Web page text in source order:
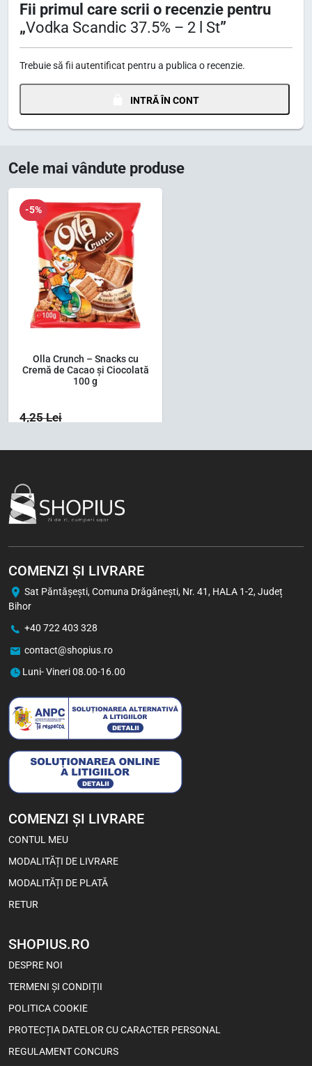
Fii primul care scrii o recenzie pentru
„Vodka Scandic 37.5% – 2 l St”
Trebuie să fiiautentificat pentru a publica o recenzie.
INTRĂ ÎN CONT
Cele mai vândute produse
-5%
Olla Crunch – Snacks cu
Cremă de Cacao și Ciocolată
100 g
4,25Lei
-5%
Viva Chips cu Aromă de Pui
50 g
3,70Lei
2,93Lei
1 buc Bax (24)
Cremă de Cacao și Ciocolată
4,55Lei
3,60Lei
1 buc Bax (18)
COMENZI ȘI LIVRARE
Sat Păntăşeşti, Comuna Drăgăneşti, Nr. 41, HALA 1-2, Județ
Bihor
+40 722 403 328
contact@shopius.ro
Luni- Vineri 08.00-16.00
COMENZI ȘI LIVRARE
CONTUL MEU
MODALITĂȚI DE LIVRARE
MODALITĂȚI DE PLATĂ
RETUR
SHOPIUS.RO
DESPRE NOI
TERMENI ȘI CONDIȚII
POLITICA COOKIE
PROTECȚIA DATELOR CU CARACTER PERSONAL
REGULAMENT CONCURS